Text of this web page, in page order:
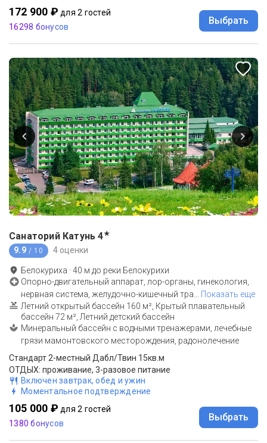
172 900 ₽ для 2 гостей
16298 бонусов
Выбрать
Санаторий Катунь 4★
9.9 / 10 4 оценки
Белокуриха ·40 м до реки Белокурихи
Опорно-двигательный аппарат, лор-органы, гинекология,
нервная система, желудочно-кишечный тра
Показать еще
Летний открытый бассейн 160 м², Крытый плавательный
бассейн 72 м², Летний детский бассейн
Минеральный бассейн с водными тренажерами, лечебные
грязи мамонтовского месторождения, радонолечение
Стандарт 2-местный Дабл/Твин 15кв.м
ОТДЫХ: проживание, 3-разовое питание
Включен завтрак, обед и ужин
Моментальное подтверждение
105 000 ₽ для 2 гостей
1380 бонусов
Выбрать